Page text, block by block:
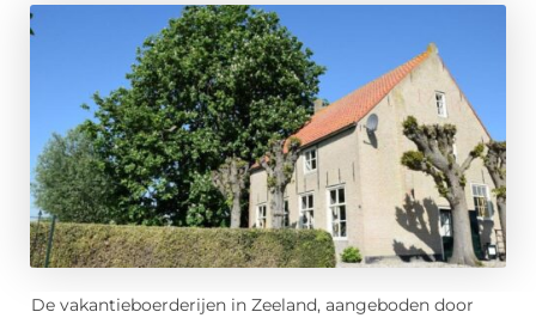
De vakantieboerderijen in Zeeland, aangeboden door